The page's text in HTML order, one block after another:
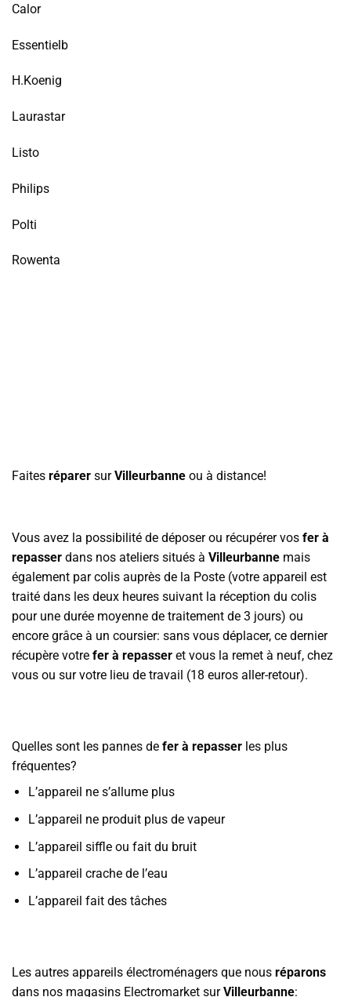
Calor
Essentielb
H.Koenig
Laurastar
Listo
Philips
Polti
Rowenta
Faites réparer surVilleurbanne ou à distance!
Vous avez la possibilité de déposer ou récupérer vos fer à
repasser dans nos ateliers situés à Villeurbanne mais
également par colis auprès de la Poste (votre appareil est
traité dans les deux heures suivant la réception du colis
pour une durée moyenne de traitement de 3 jours) ou
encore grâce à un coursier: sans vous déplacer, ce dernier
récupère votre fer à repasser et vous la remet à neuf, chez
vous ou sur votre lieu de travail (18 euros aller-retour).
Quelles sont les pannes de fer à repasser les plus
fréquentes?
L’appareil ne s’allume plus
L’appareil ne produit plus de vapeur
L’appareil siffle ou fait du bruit
L’appareil crache de l’eau
L’appareil fait des tâches
Les autres appareils électroménagers que nous réparons
dans nos magasins Electromarket surVilleurbanne: